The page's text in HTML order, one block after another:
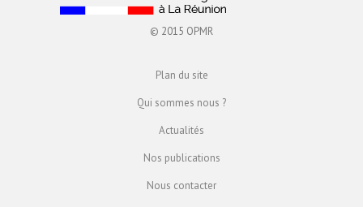
© 2015 OPMR
Plan du site
Qui sommes nous ?
Actualités
Nos publications
Nous contacter